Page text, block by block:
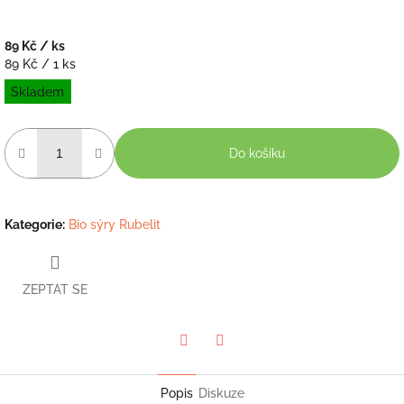
89 Kč / ks
Měrná
cena:
89 Kč / 1 ks
Skladem
Do košíku
Kategorie: Bio sýry Rubelit
ZEPTAT SE
Popis Diskuze